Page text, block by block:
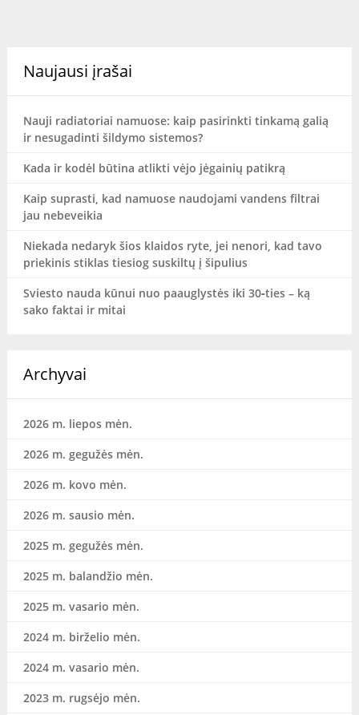
Naujausi įrašai
Nauji radiatoriai namuose: kaip pasirinkti tinkamą galią
ir nesugadinti šildymo sistemos?
Kada ir kodėl būtina atlikti vėjo jėgainių patikrą
Kaip suprasti, kad namuose naudojami vandens filtrai
jau nebeveikia
Niekada nedaryk šios klaidos ryte, jei nenori, kad tavo
priekinis stiklas tiesiog suskiltų į šipulius
Sviesto nauda kūnui nuo paauglystės iki 30‑ties – ką
sako faktai ir mitai
Archyvai
2026 m. liepos mėn.
2026 m. gegužės mėn.
2026 m. kovo mėn.
2026 m. sausio mėn.
2025 m. gegužės mėn.
2025 m. balandžio mėn.
2025 m. vasario mėn.
2024 m. birželio mėn.
2024 m. vasario mėn.
2023 m. rugsėjo mėn.